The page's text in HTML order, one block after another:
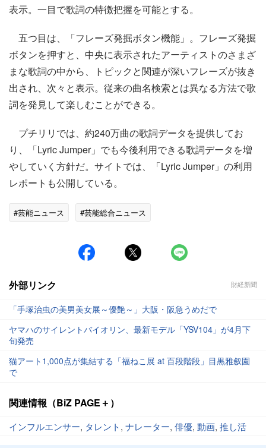
表示。一目で歌詞の特徴把握を可能とする。
五つ目は、「フレーズ発掘ボタン機能」。フレーズ発掘
ボタンを押すと、中央に表示されたアーティストのさまざ
まな歌詞の中から、トピックと関連が深いフレーズが抜き
出され、次々と表示。従来の曲名検索とは異なる方法で歌
詞を発見して楽しむことができる。
プチリリでは、約240万曲の歌詞データを提供してお
り、「Lyric Jumper」でも今後利用できる歌詞データを増
やしていく方針だ。サイトでは、「Lyric Jumper」の利用
レポートも公開している。
#芸能ニュース #芸能総合ニュース
外部リンク 財経新聞
「手塚治虫の美男美女展～優艶～」大阪・阪急うめだで
ヤマハのサイレントバイオリン、最新モデル「YSV104」が4月下
旬発売
猫アート1,000点が集結する「福ねこ展 at 百段階段」目黒雅叙園
で
関連情報（BiZ PAGE＋）
インフルエンサー, タレント, ナレーター, 俳優, 動画, 推し活